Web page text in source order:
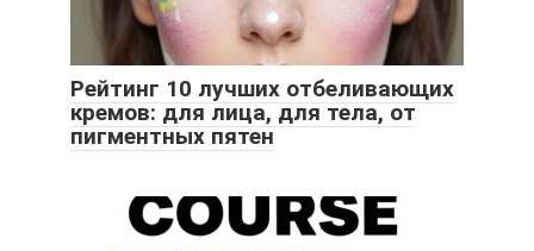
Рейтинг 10 лучших отбеливающих
кремов: для лица, для тела, от
пигментных пятен